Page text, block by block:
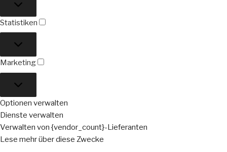
Statistiken
Marketing
Optionen verwalten
Dienste verwalten
Verwalten von {vendor_count}-Lieferanten
Lese mehr über diese Zwecke